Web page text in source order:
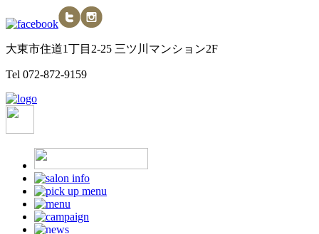
大東市住道1丁目2-25 三ツ川マンション2F
Tel 072-872-9159